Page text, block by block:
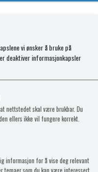
BK
vi ønsker å bruke på
deaktiver informasjonkapsler
nettstedet skal være brukbar. Du
ellers ikke vil fungere korrekt.
informasjon for å vise deg relevant
temaer som du kan være interessert